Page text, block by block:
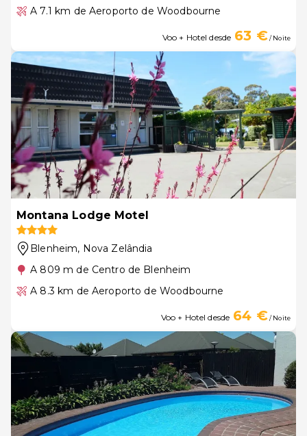
A 7.1 km de Aeroporto de Woodbourne
Voo + Hotel desde 63 €/ Noite
Montana Lodge Motel
Blenheim, Nova Zelândia
A 809 m de Centro de Blenheim
A 8.3 km de Aeroporto de Woodbourne
Voo + Hotel desde 64 €/ Noite